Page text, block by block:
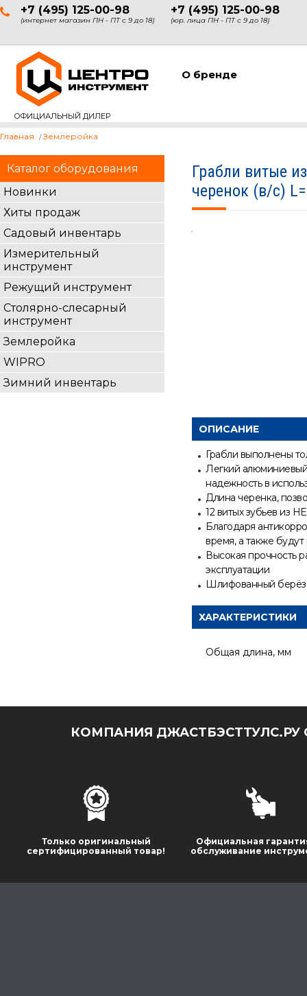
+7 (495) 125-00-98
(интернет магазин ПН - ПТ с 9 до 18)
+7 (495) 125-00-98
(юр. лица ПН - ПТ с 9 до 18)
ОФИЦИАЛЬНЫЙ ДИЛЕР
О бренде
Каталог оборудования
Новинки
Хиты продаж
Садовый инвентарь
Измерительный
инструмент
Режущий инструмент
Столярно-слесарный
инструмент
Землеройка
WIPRO
Зимний инвентарь
Главная Землеройка
Грабли витые
черенок (в/с)
ОПИСАНИЕ
Грабли выполнены
Легкий
надежность в
Длина черенка,
12 витых зубьев
Благодаря
время, а также
Высокая прочность
эксплуатации
Шлифованный
ХАРАКТЕРИСТИКИ
Общая длина, мм
КОМПАНИЯ
Только оригинальный
сертифицированный товар!
Официальная
обслуживание